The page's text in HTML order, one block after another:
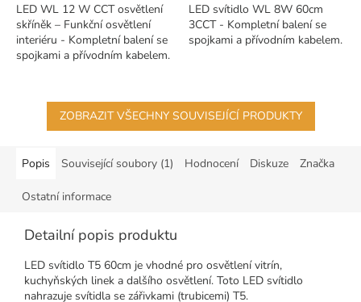
LED WL 12 W CCT osvětlení
skříněk – Funkční osvětlení
interiéru - Kompletní balení se
spojkami a přívodním kabelem.
LED svítidlo WL 8W 60cm
3CCT - Kompletní balení se
spojkami a přívodním kabelem.
ZOBRAZIT VŠECHNY SOUVISEJÍCÍ PRODUKTY
Popis Související soubory (1) Hodnocení Diskuze Značka
Ostatní informace
Detailní popis produktu
LED svítidlo T5 60cm je vhodné pro osvětlení vitrín,
kuchyňských linek a dalšího osvětlení. Toto LED svítidlo
nahrazuje svítidla se zářivkami (trubicemi) T5.